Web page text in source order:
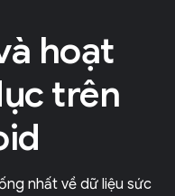
hoạt
trên
nhất về dữ liệu sức